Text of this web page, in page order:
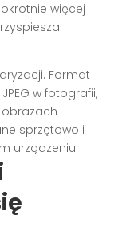
więcej
Format
w fotografii,
obrazach
sprzętowo i
urządzeniu.